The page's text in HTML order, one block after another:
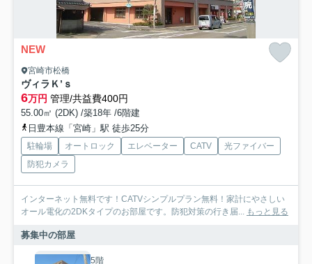
NEW
宮崎市松橋
ヴィラＫ’ｓ
6万円 管理/共益費400円
55.00㎡ (2DK) /築18年 /6階建
日豊本線「宮崎」駅 徒歩25分
駐輪場 オートロック エレベーター CATV
光ファイバー
防犯カメラ
インターネット無料です！CATVシンプルプラン無料！家計にやさしい
オール電化の2DKタイプのお部屋です。防犯対策の行き届... もっと見る
募集中の部屋
5階